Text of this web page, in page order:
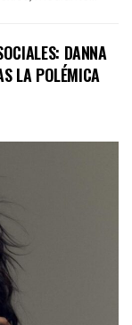
DANNA
LA POLÉMICA